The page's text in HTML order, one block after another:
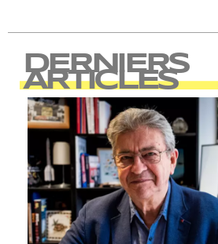
DERNIERS
ARTICLES